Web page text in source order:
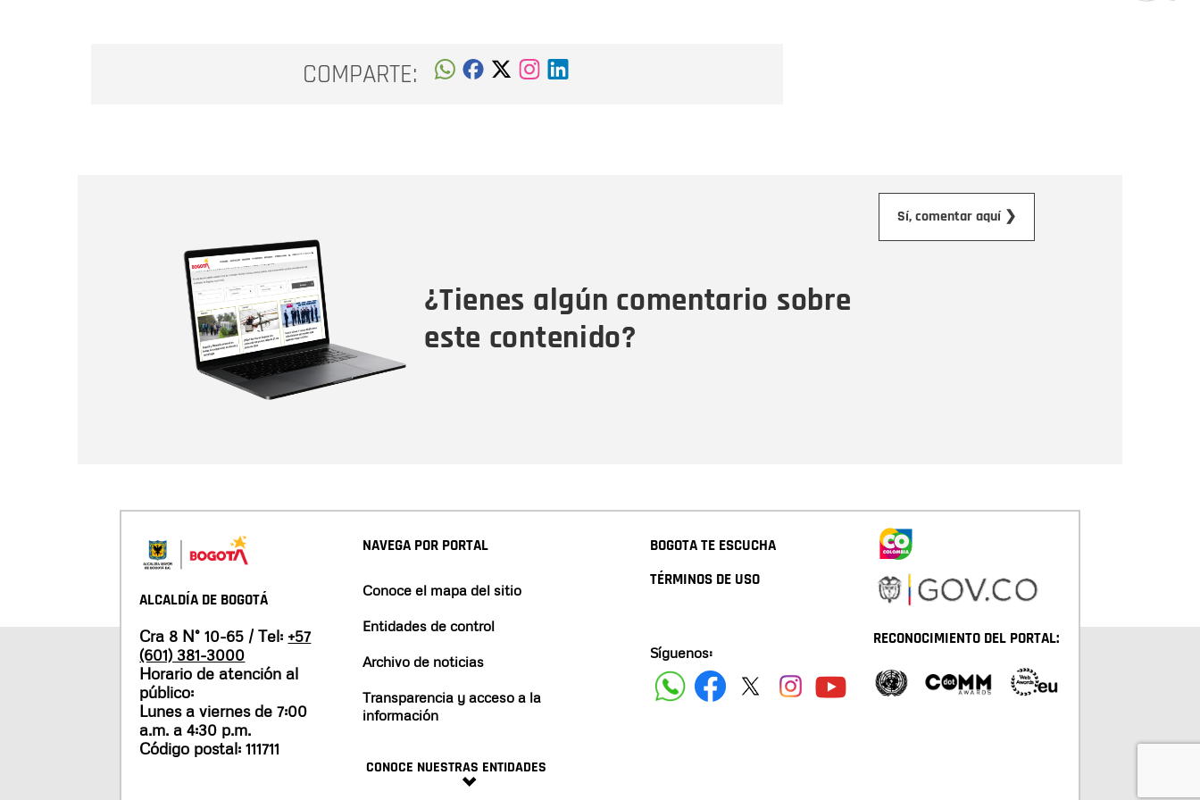
COMPARTE:
¿Tienes algún comentario sobre
este contenido?
Sí, comentar aquí ❯
ALCALDÍA DE BOGOTÁ
Cra 8 N° 10-65 / Tel: +57
(601) 381-3000
Horario de atención al
público:
Lunes a viernes de 7:00
a.m. a 4:30 p.m.
Código postal: 111711
NAVEGA POR PORTAL
Conoce el mapa del sitio
Entidades de control
Archivo de noticias
Transparencia y acceso a la
información
CONOCE NUESTRAS ENTIDADES
BOGOTA TE ESCUCHA
TÉRMINOS DE USO
Síguenos:
RECONOCIMIENTO DEL PORTAL: